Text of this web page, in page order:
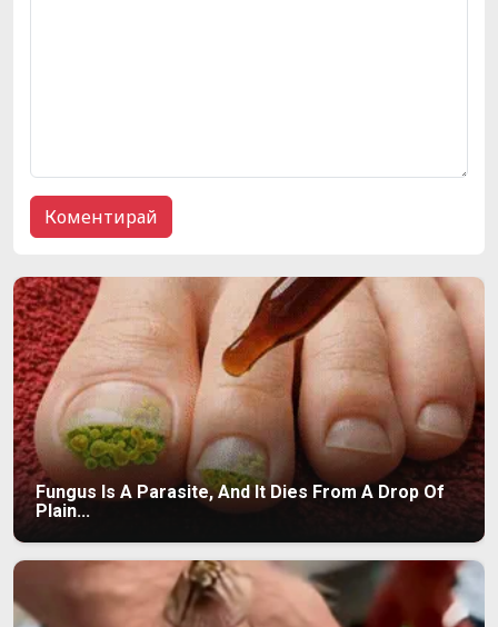
Fungus Is A Parasite, And It Dies From A Drop Of
Plain...